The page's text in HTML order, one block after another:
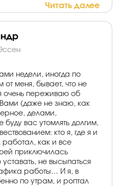
Читать далее
недели, иногда по
меня, бывает, что не
очень переживаю об
Вами (даже не знаю, как
делами,
вас утомлять долгим,
кто я, где я и
работал, как и все
приключилась
уставать, не высыпаться
работы… И я, в
по утрам, и роптал